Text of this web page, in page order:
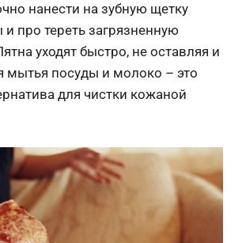
нанести на зубную щетку
про тереть загрязненную
уходят быстро, не оставляя и
мытья посуды и молоко – это
для чистки кожаной